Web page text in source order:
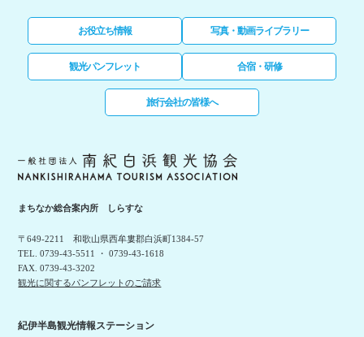
お役立ち情報 写真・動画ライブラリー
観光パンフレット 合宿・研修
旅行会社の皆様へ
まちなか総合案内所 しらすな
〒649-2211 和歌山県西牟婁郡白浜町1384-57
TEL. 0739-43-5511 ・ 0739-43-1618
FAX. 0739-43-3202
観光に関するパンフレットのご請求
紀伊半島観光情報ステーション